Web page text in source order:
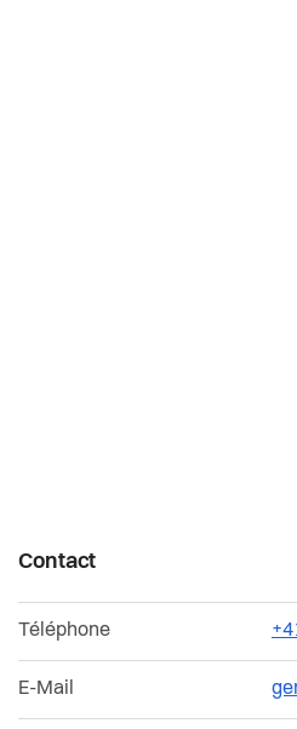
Durabilité, économie et
Affaires intercommunales
Organigramme de
Contact
Téléphone
E-Mail